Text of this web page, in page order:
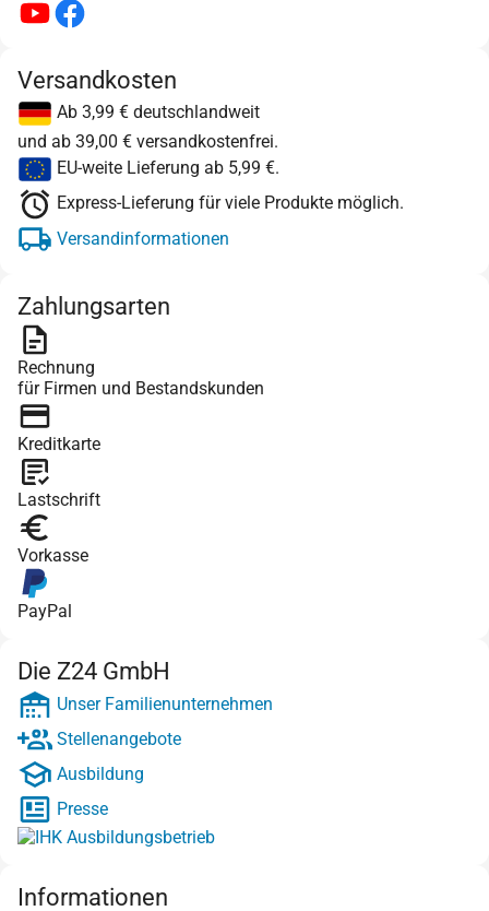
Versandkosten
Ab 3,99 € deutschlandweit
und ab 39,00 € versandkostenfrei.
EU-weite Lieferung ab 5,99 €.
Express-Lieferung für viele Produkte möglich.
Versandinformationen
Zahlungsarten
Rechnung
für Firmen und Bestandskunden
Kreditkarte
Lastschrift
Vorkasse
PayPal
Die Z24 GmbH
Unser Familienunternehmen
Stellenangebote
Ausbildung
Presse
Informationen